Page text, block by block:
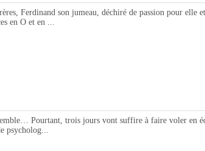
Ferdinand son jumeau, déchiré de passion pour elle
en O et en ...
Pourtant, trois jours vont suffire à faire voler en
psycholog...